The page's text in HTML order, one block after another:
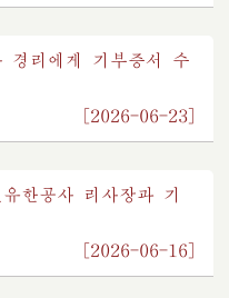
경리에게 기부증서 수
[2026-06-23]
한공사 리사장과 기
[2026-06-16]